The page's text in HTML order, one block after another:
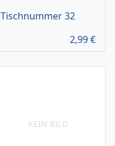
Tischnummer 32
2,99€
KEIN BILD